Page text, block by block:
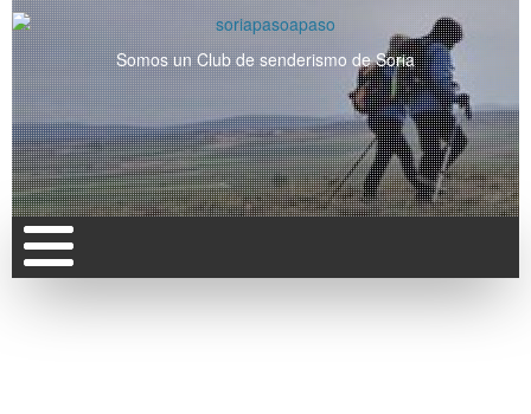
Somos un Club de senderismo de Soria